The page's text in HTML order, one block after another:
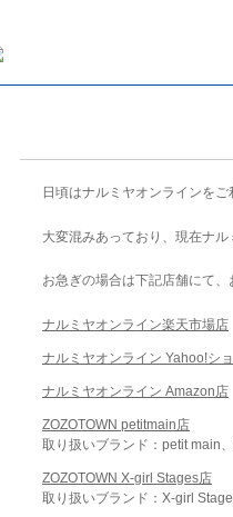
日頃はナルミヤオンラインを
大変混みあっており、現在ナ
お急ぎの場合は下記店舗にて、
ナルミヤオンライン楽天市場店
ナルミヤオンライン Yahoo!シ
ナルミヤオンライン Amazon店
ZOZOTOWN petitmain店
取り扱いブランド：petit main
ZOZOTOWN X-girl Stages店
取り扱いブランド：X-girl